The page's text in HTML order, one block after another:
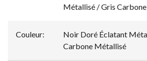
Métallisé / Gris
Couleur:
Noir Doré Éclatant
Carbone Métallisé